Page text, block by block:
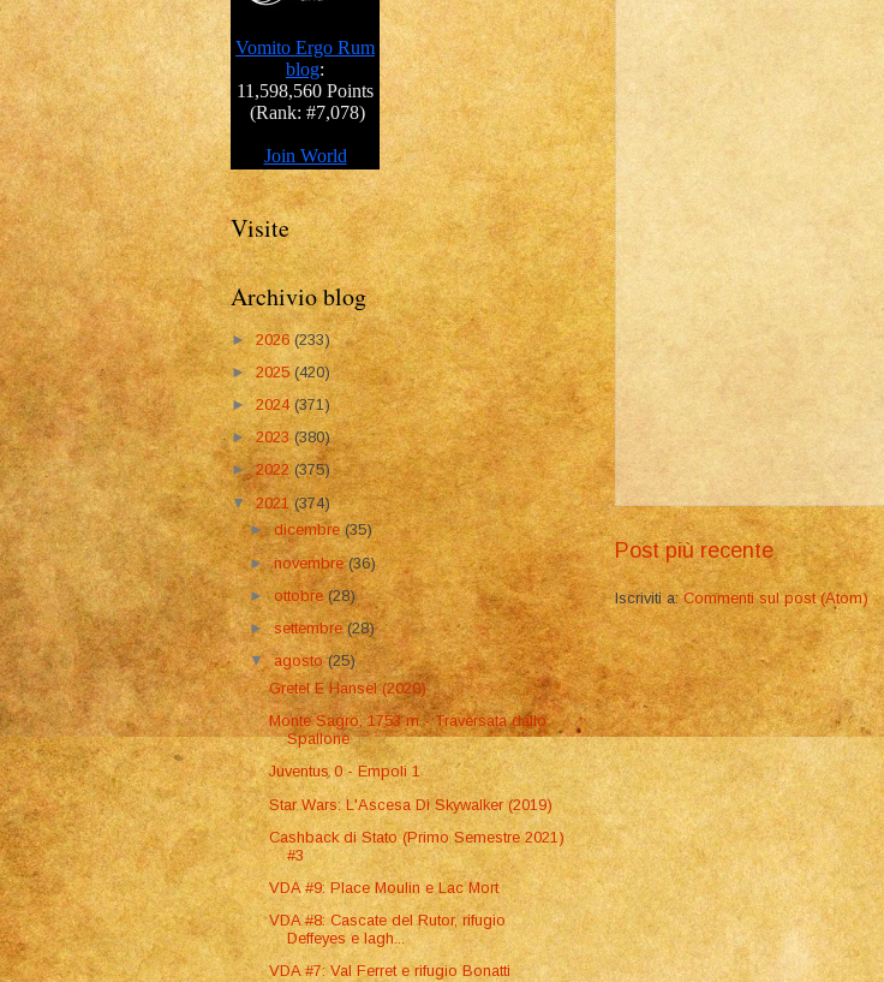
Post più recente
Iscriviti a:Commenti sul post (Atom)
Visite
Archivio blog
► 2026(233)
►2025(420)
►2024 (371)
►2023(380)
►2022 (375)
▼2021(374)
►dicembre(35)
►novembre(36)
►ottobre(28)
►settembre(28)
▼agosto(25)
Gretel E Hansel (2020)
Monte Sagro, 1753 m - Traversata dallo
Spallone
Juventus 0 - Empoli 1
Star Wars: L'Ascesa Di Skywalker (2019)
Cashback di Stato (Primo Semestre 2021)
#3
VDA #9: Place Moulin e Lac Mort
VDA #8: Cascate del Rutor, rifugio
Deffeyes e lagh...
VDA #7: Val Ferret e rifugio Bonatti